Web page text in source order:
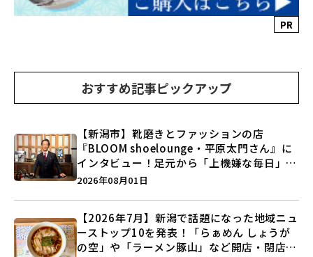
PR
おすすめ記事ピックアップ
【新潟市】靴磨きとファッションの店
『BLOOM shoelounge・平原太門さん』に
インタビュー！足元から「上機嫌な毎日」を
つくる装いの提案とは？
2026年08月01日
【2026年7月】新潟で話題になった地域ニュ
ーストップ10を発表！「らぁめん しょうが
の空」や「ラーメン豚山」など開店・閉店の